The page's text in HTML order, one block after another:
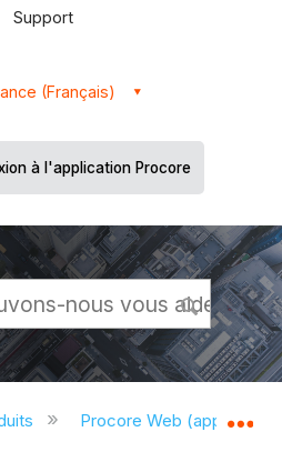
Support
(Français)
à l'application Procore
réduire la hiérarchie
Procore Web